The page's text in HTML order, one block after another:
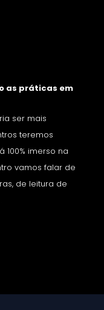
as práticas em
ser mais
teremos
100% imerso na
vamos falar de
de leitura de